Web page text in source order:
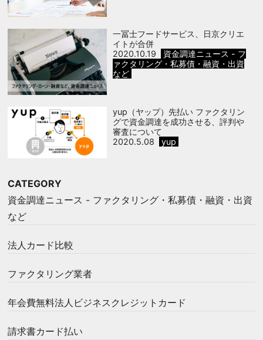
一冨士フードサービス、日京クリエ
イトが合併
2020.10.19
資金調達ニュース - フ
ァクタリング・私募債・融資・出資
など
yup（ヤップ）先払い ファクタリン
グで資金調達を成功させる、評判や
審査について
2020.5.08
yup
CATEGORY
資金調達ニュース - ファクタリング・私募債・融資・出資
など
法人カード比較
ファクタリング業者
年会費無料法人ビジネスクレジットカード
請求書カード払い